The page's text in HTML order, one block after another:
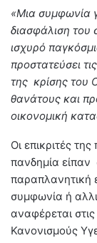
«Μια συμφωνία
διασφάλιση
ισχυρό
προστατεύσει
της κρίσης του
θανάτους και
οικονομική
Οι επικριτές
πανδημία είπαν
παραπλανητική
συμφωνία ή
αναφέρεται
Κανονισμούς